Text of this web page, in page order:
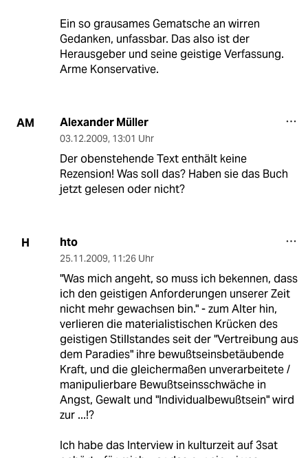
Ein so grausames Gematsche an wirren
Gedanken, unfassbar. Das also ist der
Herausgeber und seine geistige Verfassung.
Arme Konservative.
AM Alexander Müller
03.12.2009, 13:01 Uhr
Der obenstehende Text enthält keine
Rezension! Was soll das? Haben sie das Buch
jetzt gelesen oder nicht?
H hto
25.11.2009, 11:26 Uhr
"Was mich angeht, so muss ich bekennen, dass
ich den geistigen Anforderungen unserer Zeit
nicht mehr gewachsen bin." - zum Alter hin,
verlieren die materialistischen Krücken des
geistigen Stillstandes seit der "Vertreibung aus
dem Paradies" ihre bewußtseinsbetäubende
Kraft, und die gleichermaßen unverarbeitete /
manipulierbare Bewußtseinsschwäche in
Angst, Gewalt und "Individualbewußtsein" wird
zur ...!?
Ich habe das Interview in kulturzeit auf 3sat